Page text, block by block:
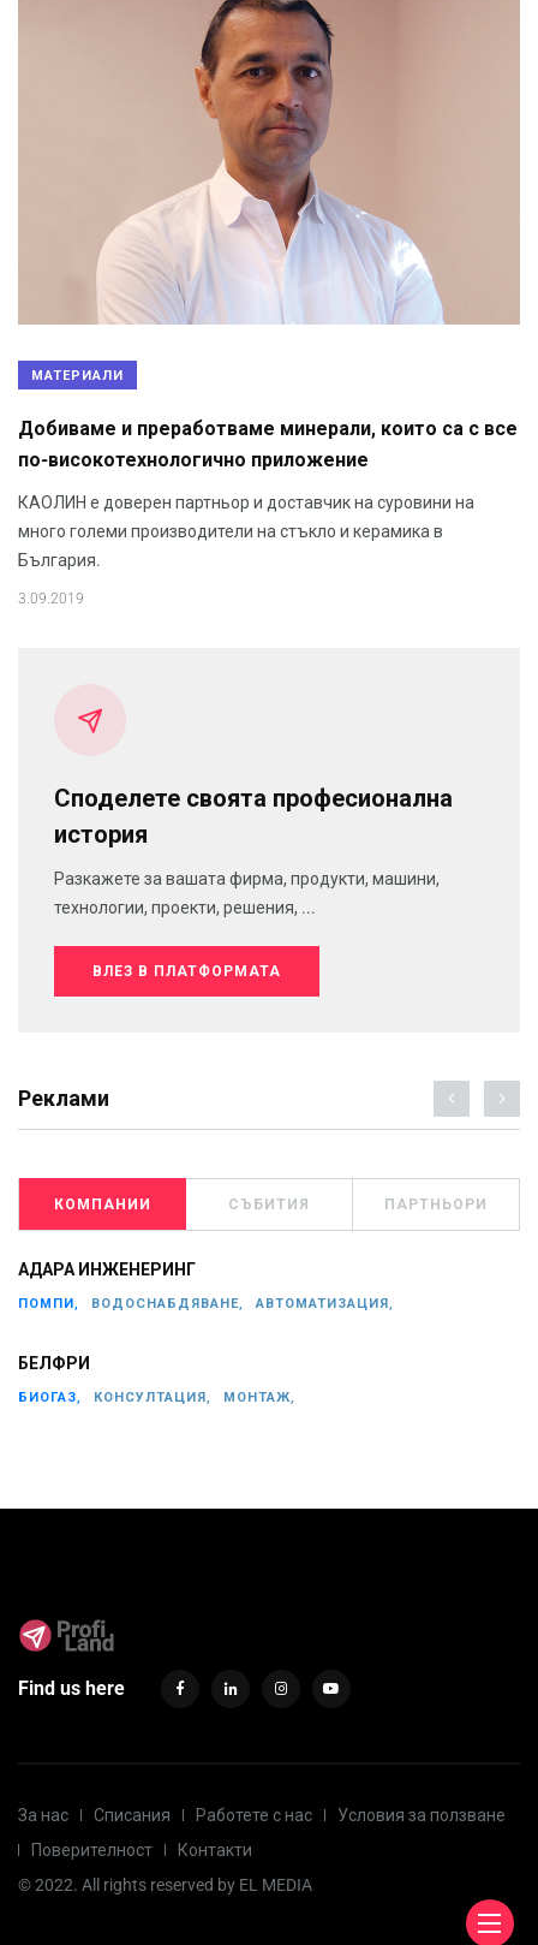
МАТЕРИАЛИ
Добиваме и преработваме минерали, които са с все
по-високотехнологично приложение
КАОЛИН е доверен партньор и доставчик на суровини на
много големи производители на стъкло и керамика в
България.
3.09.2019
Споделете своята професионална
история
Разкажете за вашата фирма, продукти, машини,
технологии, проекти, решения, ...
ВЛЕЗ В ПЛАТФОРМАТА
Реклами
КОМПАНИИ СЪБИТИЯ ПАРТНЬОРИ
АДАРА ИНЖЕНЕРИНГ
ПОМПИ, ВОДОСНАБДЯВАНЕ, АВТОМАТИЗАЦИЯ,
БЕЛФРИ
БИОГАЗ, КОНСУЛТАЦИЯ, МОНТАЖ,
Find us here
За нас Списания Работете с нас
Условия за ползване
Поверителност
Контакти
© 2022. All rights reserved by EL MEDIA